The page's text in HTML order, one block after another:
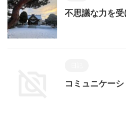
不思議な力を受
コミュニケー